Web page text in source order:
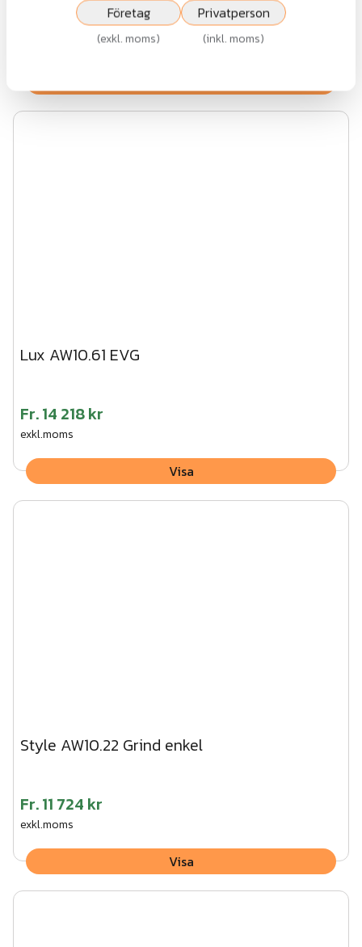
14 426 kr
Lux AW10.61 EVG
Fr.14 218 kr
exkl.moms
Visa
Style AW10.22 Grind enkel
Fr.11 724 kr
exkl.moms
Visa
Företag
(exkl. moms)
Privatperson
(inkl. moms)